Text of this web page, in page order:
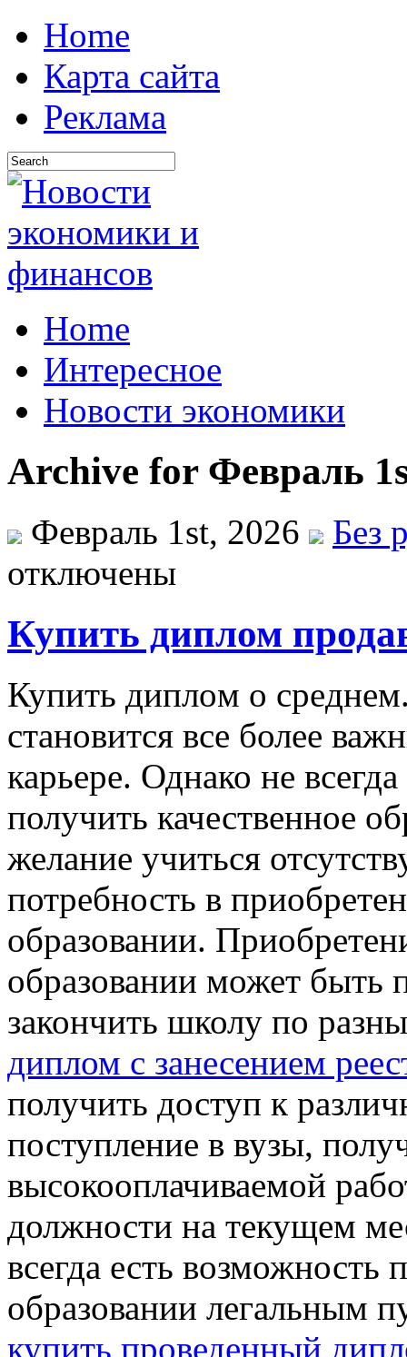
Home
Карта сайта
Реклама
Home
Интересное
Новости экономики
Archive for Февраль
Февраль 1st, 2026
Без
отключены
Купить диплом
Купить диплoм o
становится все более
карьере. Однако не
получить качественное
желание учиться
потребность в
образовании.
образовании может быть
закончить школу по
диплом с занесением
получить доступ к
поступление в вузы,
высокооплачиваемой
должности на текущем
всегда есть
образовании легальным
купить проведенный